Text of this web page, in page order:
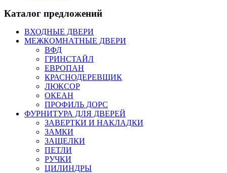
Каталог предложений
ВХОДНЫЕ ДВЕРИ
МЕЖКОМНАТНЫЕ ДВЕРИ
ВФД
ГРИНСТАЙЛ
ЕВРОПАН
КРАСНОДЕРЕВЩИК
ЛЮКСОР
ОКЕАН
ПРОФИЛЬ ДОРС
ФУРНИТУРА ДЛЯ ДВЕРЕЙ
ЗАВЕРТКИ И НАКЛАДКИ
ЗАМКИ
ЗАЩЕЛКИ
ПЕТЛИ
РУЧКИ
ЦИЛИНДРЫ